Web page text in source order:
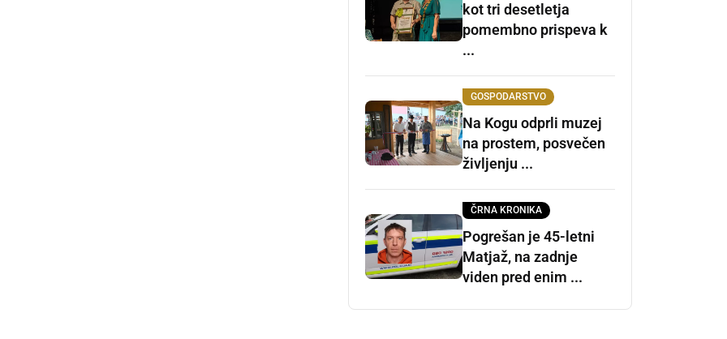
kot tri desetletja
pomembno prispeva k
...
GOSPODARSTVO
Na Kogu odprli muzej
na prostem, posvečen
življenju ...
ČRNA KRONIKA
Pogrešan je 45-letni
Matjaž, na zadnje
viden pred enim ...